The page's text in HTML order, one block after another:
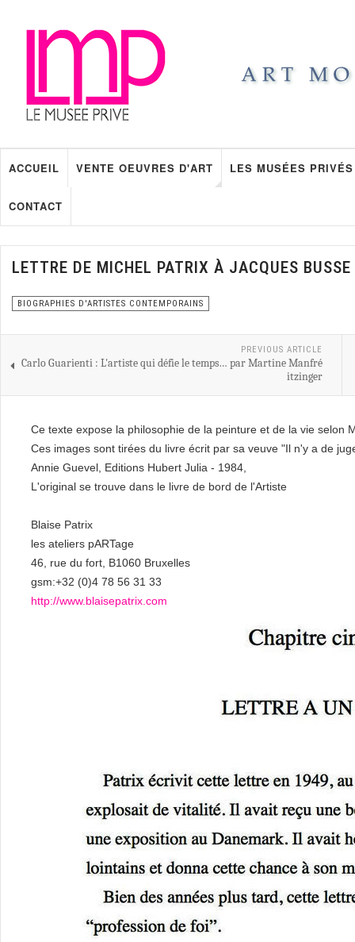
ACCUEIL VENTE OEUVRES D'ART LES MUSÉES PRIVÉS
CONTACT
LETTRE DE MICHEL PATRIX À JACQUES
BIOGRAPHIES D'ARTISTES CONTEMPORAINS
PREVIOUS ARTICLE
Carlo Guarienti : L'artiste qui défie le temps… par Martine Manfré
itzinger
Ce texte expose la philosophie de la peinture et de la vie selon
Ces images sont tirées du livre écrit par sa veuve "Il n'y a de
Annie Guevel, Editions Hubert Julia - 1984,
L'original se trouve dans le livre de bord de l'Artiste
Blaise Patrix
les ateliers pARTage
46, rue du fort, B1060 Bruxelles
gsm:+32 (0)4 78 56 31 33
http://www.blaisepatrix.com